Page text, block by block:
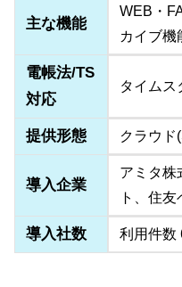
主な機能
WEB・
カイブ機
電帳法/TS
対応
タイムス
提供形態 クラウド
導入企業
アミタ株
ト、住
導入社数 利用件数